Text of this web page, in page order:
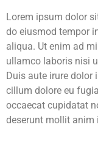
Lorem ipsum dolor
do eiusmod tempor
aliqua. Ut enim ad
ullamco laboris nisi
Duis aute irure dolor
cillum dolore eu
occaecat cupidatat
deserunt mollit anim